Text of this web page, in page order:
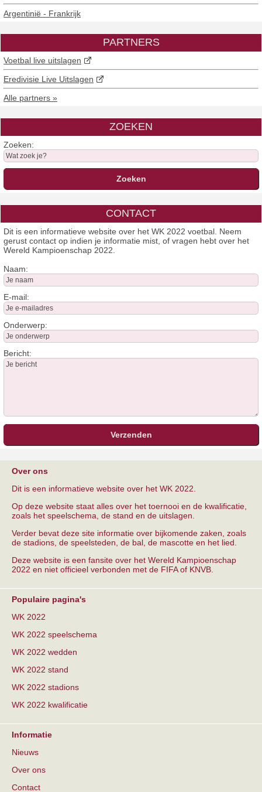
Argentinië - Frankrijk
PARTNERS
Voetbal live uitslagen
Eredivisie Live Uitslagen
Alle partners »
ZOEKEN
Zoeken:
CONTACT
Dit is een informatieve website over het WK 2022 voetbal. Neem
gerust contact op indien je informatie mist, of vragen hebt over het
Wereld Kampioenschap 2022.
Naam:
E-mail:
Onderwerp:
Bericht:
Over ons
Dit is een informatieve website over het WK 2022.
Op deze website staat alles over het toernooi en de kwalificatie,
zoals het speelschema, de stand en de uitslagen.
Verder bevat deze site informatie over bijkomende zaken, zoals
de stadions, de speelsteden, de bal, de mascotte en het lied.
Deze website is een fansite over het Wereld Kampioenschap
2022 en niet officieel verbonden met de FIFA of KNVB.
Populaire pagina's
WK 2022
WK 2022 speelschema
WK 2022 wedden
WK 2022 stand
WK 2022 stadions
WK 2022 kwalificatie
Informatie
Nieuws
Over ons
Contact